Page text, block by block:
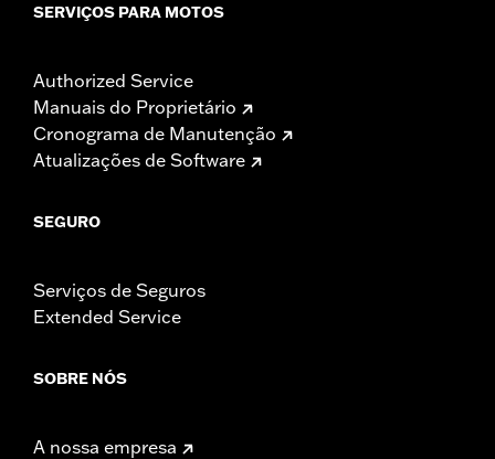
SERVIÇOS PARA MOTOS
Authorized Service
Manuais do Proprietário
Cronograma de Manutenção
Atualizações de Software
SEGURO
Serviços de Seguros
Extended Service
SOBRE NÓS
A nossa empresa